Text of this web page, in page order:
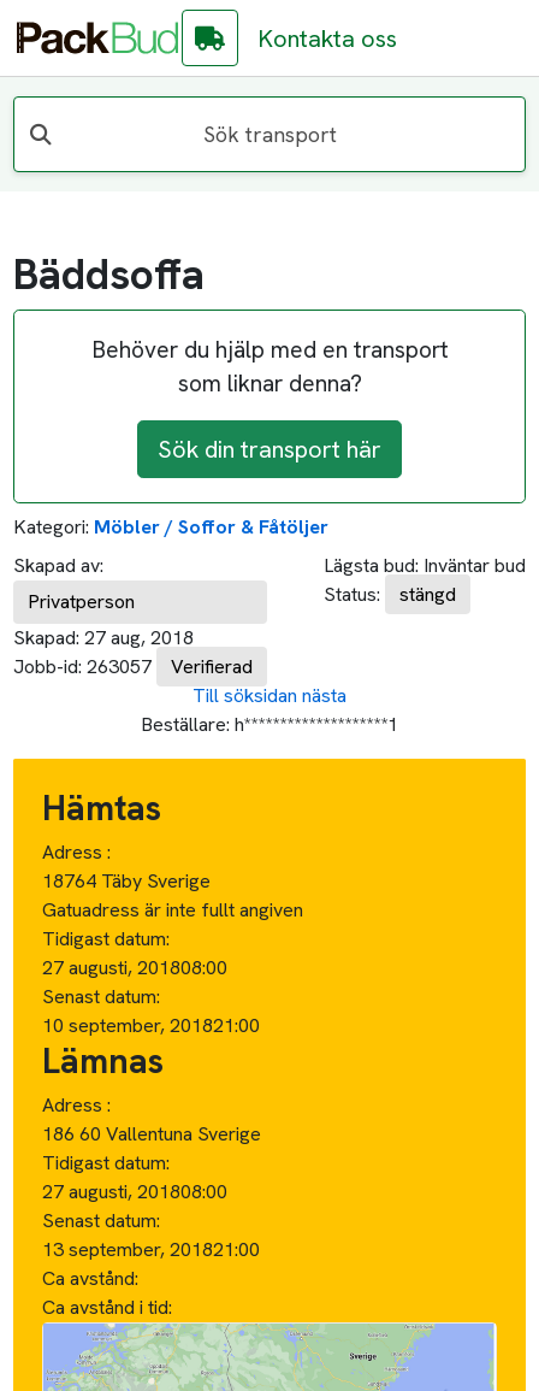
Kontakta oss
Sök transport
Bäddsoffa
Behöver du hjälp med en transport
som liknar denna?
Sök din transport här
Kategori: Möbler / Soffor & Fåtöljer
Skapad av:
Privatperson
Skapad: 27 aug, 2018
Jobb-id: 263057 Verifierad
Lägsta bud: Inväntar bud
Status:
stängd
Till söksidan nästa
Beställare: h********************1
Hämtas
Adress :
18764 Täby Sverige
Gatuadress är inte fullt angiven
Tidigast datum:
27 augusti, 201808:00
Senast datum:
10 september, 201821:00
Lämnas
Adress :
186 60 Vallentuna Sverige
Tidigast datum:
27 augusti, 201808:00
Senast datum:
13 september, 201821:00
Ca avstånd:
Ca avstånd i tid: